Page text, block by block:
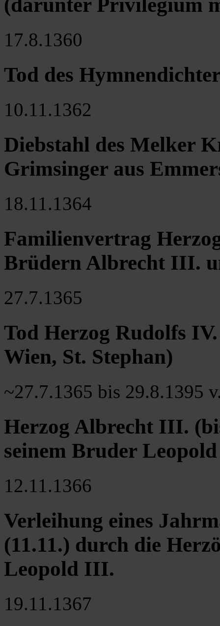
17.8.1360
Tod des
10.11.1362
Diebstahl des Melker
Grimsinger aus
18.11.1364
Familienvertrag
Brüdern Albrecht III.
27.7.1365
Tod Herzog Rudolfs
Wien, St. Stephan)
~27.7.1365 bis 29.8.1395
Herzog Albrecht III.
seinem Bruder
12.11.1366
Verleihung eines
(11.11.) durch die
Leopold III.
19.11.1367